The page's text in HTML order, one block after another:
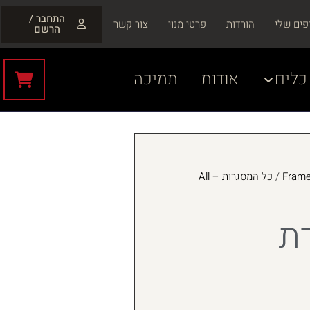
שלי הורדות פרטי מנוי צור קשר התחבר /
הרשם
אודות תמיכה
/
כל המסגרות – All